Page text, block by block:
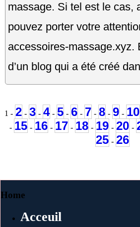
massage. Si tel est le cas,
pouvez porter votre
accessoires-massage.xyz.
d’un blog qui a été créé
1 - 2 - 3 - 4- 5 - 6 - 7 - 8 - 9 - 10
- 15 - 16 - 17 - 18 - 19 - 20 -
25 - 26
Home
Acceuil